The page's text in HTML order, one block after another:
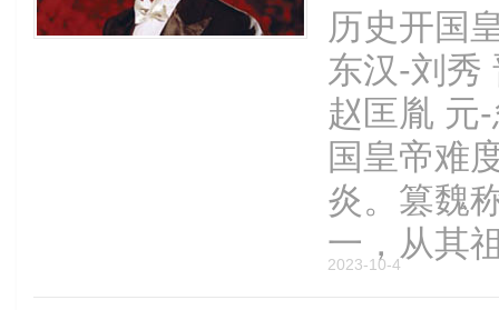
历史开国
东汉-刘秀
赵匡胤 元
国皇帝难
炎。篡魏
一，从其
2023-10-4